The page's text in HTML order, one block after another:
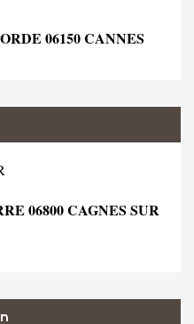
06150 CANNES
06800 CAGNES SUR